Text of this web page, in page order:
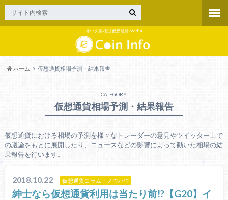
非中央集権型仮想通貨Media
ホーム 仮想通貨相場予測・結果報告
CATEGORY
仮想通貨相場予測・結果報告
仮想通貨における相場の予測を様々なトレーダーの意見やツイッター上で
の議論をもとに展開したり、ニュースなどの影響によって動いた相場の結
果報告を行います。
2018.10.22 仮想通貨コラム・ノウハウ
紳士なら仮想通貨利用は当たり前!?【G20】イ